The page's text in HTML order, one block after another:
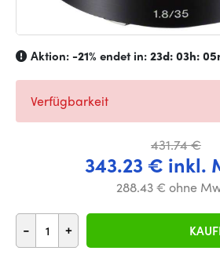
Aktion:-21% endet in:23d: 03h:
431.74 €
343.23 € inkl.
288.43 € ohne
- +
Verfügbarkeit